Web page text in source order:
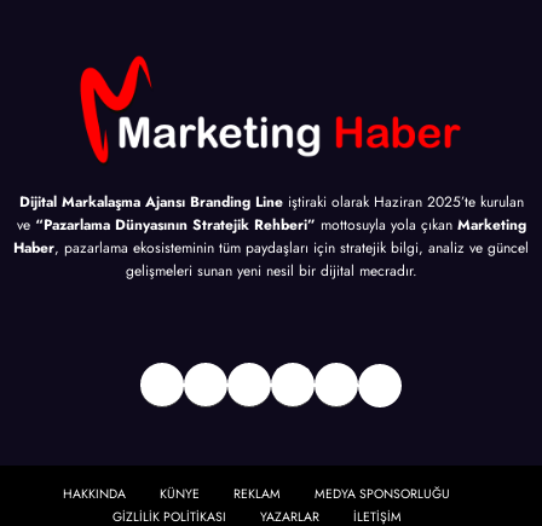
Dijital Markalaşma Ajansı Branding Lineiştiraki olarak Haziran 2025’te kurulan
ve “Pazarlama Dünyasının Stratejik Rehberi” mottosuyla yola çıkan Marketing
Haber, pazarlama ekosisteminin tüm paydaşları için stratejik bilgi, analiz ve güncel
gelişmeleri sunan yeni nesil bir dijital mecradır.
Facebook
Twitter
Instagram
LinkedIn
Bağlantı
YouTube
HAKKINDA KÜNYE REKLAM
MEDYA SPONSORLUĞU
GİZLİLİK POLİTİKASI
YAZARLAR İLETİŞİM